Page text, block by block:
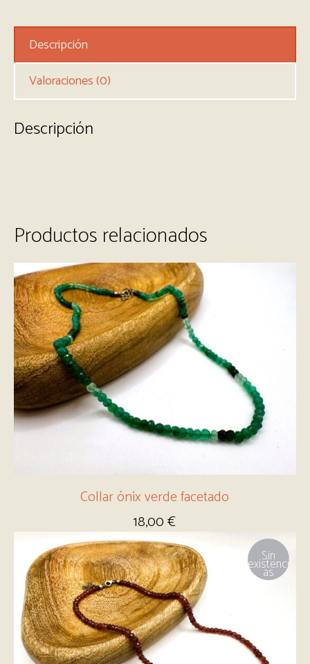
Descripción
Valoraciones (0)
Descripción
Productos relacionados
Collar ónix verde facetado
18,00€
Sin
existenci
as